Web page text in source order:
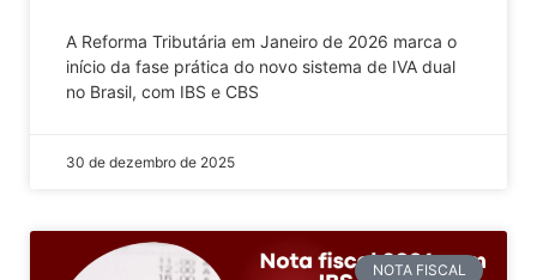
A Reforma Tributária em Janeiro de 2026 marca o
início da fase prática do novo sistema de IVA dual
no Brasil, com IBS e CBS
30 de dezembro de 2025
NOTA FISCAL